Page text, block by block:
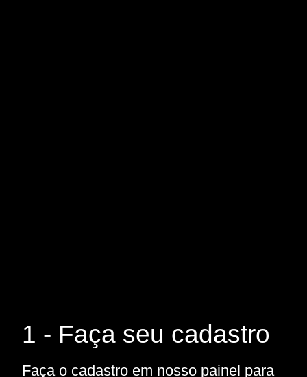
1 - Faça seu cadastro
Faça o cadastro em nosso painel para